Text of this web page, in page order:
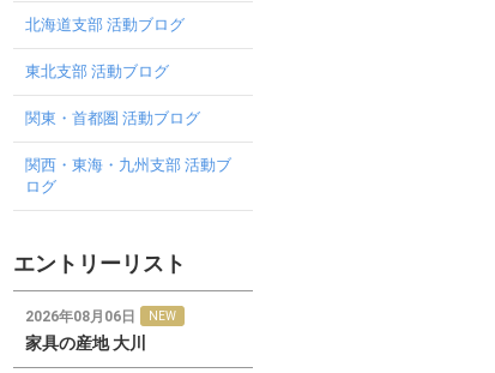
北海道支部 活動ブログ
東北支部 活動ブログ
関東・首都圏 活動ブログ
関西・東海・九州支部 活動ブ
ログ
エントリーリスト
2026年08月06日 NEW
家具の産地 大川